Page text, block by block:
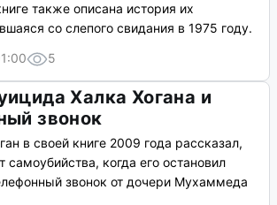
также описана история их
со слепого свидания в 1975 году.
5
Халка Хогана и
звонок
в своей книге 2009 года рассказал,
самоубийства, когда его остановил
звонок от дочери Мухаммеда